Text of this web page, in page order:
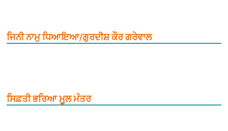
ਜਿਨੀ ਨਾਮੁ ਧਿਆਇਆ/ਗੁਰਦੀਸ਼ ਕੌਰ ਗਰੇਵਾਲ
ਸਿਫ਼ਤੀ ਭਰਿਆ ਮੂ਼ਲ ਮੰਤਰ